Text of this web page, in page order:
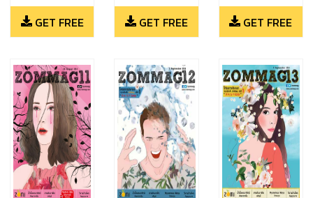
ชาเย็น,อรัญย์,จักร
เมถุน GET FREE
ชาเย็น,อรัญย์,จักร
เมถุนGET FREE
ชาเย็น,อรัญย์,จักร
เมถุนGET FREE